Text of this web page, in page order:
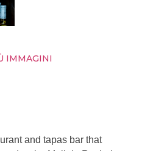
IMMAGINI
and tapas bar that